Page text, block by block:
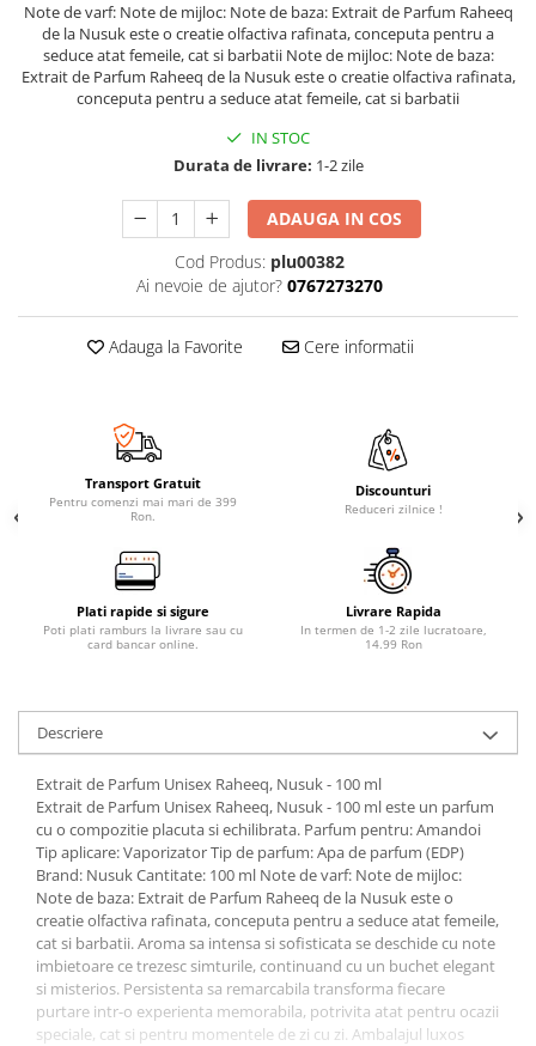
Note de varf: Note de mijloc: Note de baza: Extrait de Parfum Raheeq
de la Nusuk este o creatie olfactiva rafinata, conceputa pentru a
seduce atat femeile, cat si barbatii Note de mijloc: Note de baza:
Extrait de Parfum Raheeq de la Nusuk este o creatie olfactiva rafinata,
conceputa pentru a seduce atat femeile, cat si barbatii
IN STOC
Durata de livrare: 1-2 zile
ADAUGA IN COS
Cod Produs: plu00382
Ai nevoie de ajutor? 0767273270
Adauga la Favorite Cere informatii
Transport Gratuit
Pentru comenzi mai mari de 399
Ron.
Discounturi
Reduceri zilnice !
Plati rapide si sigure
Poti plati ramburs la livrare sau cu
card bancar online.
Livrare Rapida
In termen de 1-2 zile lucratoare,
14.99 Ron
Descriere
Extrait de Parfum Unisex Raheeq, Nusuk - 100 ml
Extrait de Parfum Unisex Raheeq, Nusuk - 100 ml este un parfum
cu o compozitie placuta si echilibrata. Parfum pentru: Amandoi
Tip aplicare: Vaporizator Tip de parfum: Apa de parfum (EDP)
Brand: Nusuk Cantitate: 100 ml Note de varf: Note de mijloc:
Note de baza: Extrait de Parfum Raheeq de la Nusuk este o
creatie olfactiva rafinata, conceputa pentru a seduce atat femeile,
cat si barbatii. Aroma sa intensa si sofisticata se deschide cu note
imbietoare ce trezesc simturile, continuand cu un buchet elegant
si misterios. Persistenta sa remarcabila transforma fiecare
purtare intr-o experienta memorabila, potrivita atat pentru ocazii
speciale, cat si pentru momentele de zi cu zi. Ambalajul luxos